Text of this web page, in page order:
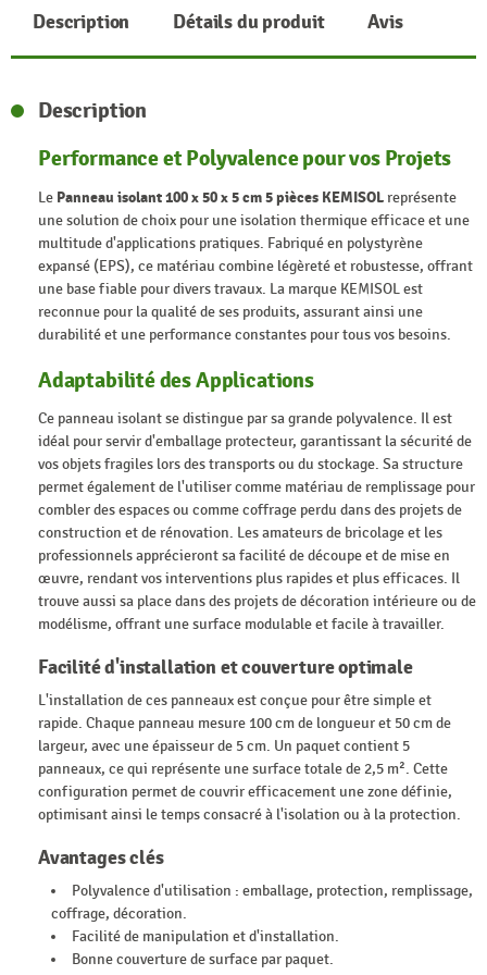
Description Détails du produit Avis
Description
Performance et Polyvalence pour vos Projets
Le Panneau isolant 100 x 50 x 5 cm 5 pièces KEMISOLreprésente
une solution de choix pour une isolation thermique efficace et une
multitude d'applications pratiques. Fabriqué en polystyrène
expansé (EPS), ce matériau combine légèreté et robustesse, offrant
une base fiable pour divers travaux. La marque KEMISOL est
reconnue pour la qualité de ses produits, assurant ainsi une
durabilité et une performance constantes pour tous vos besoins.
Adaptabilité des Applications
Ce panneau isolant se distingue par sa grande polyvalence. Il est
idéal pour servir d'emballage protecteur, garantissant la sécurité de
vos objets fragiles lors des transports ou du stockage. Sa structure
permet également de l'utiliser comme matériau de remplissage pour
combler des espaces ou comme coffrage perdu dans des projets de
construction et de rénovation. Les amateurs de bricolage et les
professionnels apprécieront sa facilité de découpe et de mise en
œuvre, rendant vos interventions plus rapides et plus efficaces. Il
trouve aussi sa place dans des projets de décoration intérieure ou de
modélisme, offrant une surface modulable et facile à travailler.
Facilité d'installation et couverture optimale
L'installation de ces panneaux est conçue pour être simple et
rapide. Chaque panneau mesure 100 cm de longueur et 50 cm de
largeur, avec une épaisseur de 5 cm. Un paquet contient 5
panneaux, ce qui représente une surface totale de 2,5 m². Cette
configuration permet de couvrir efficacement une zone définie,
optimisant ainsi le temps consacré à l'isolation ou à la protection.
Avantages clés
Polyvalence d'utilisation : emballage, protection, remplissage,
coffrage, décoration.
Facilité de manipulation et d'installation.
Bonne couverture de surface par paquet.